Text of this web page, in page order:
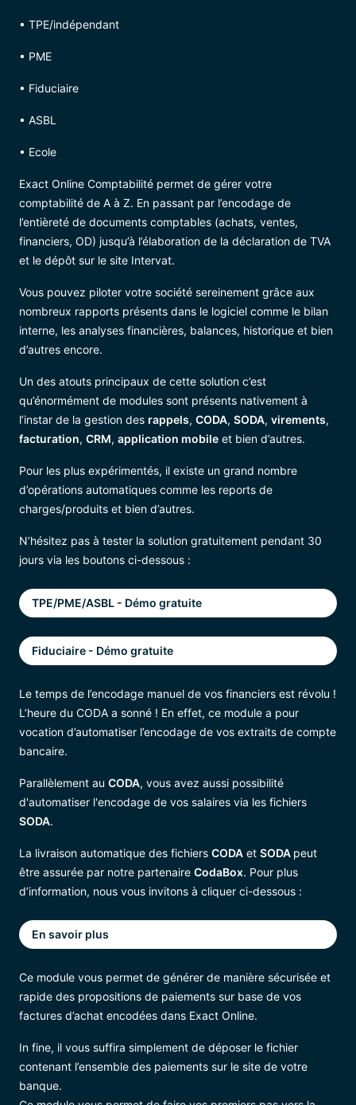
• TPE/indépendant
• PME
• Fiduciaire
• ASBL
• Ecole
Exact Online Comptabilité permet de gérer votre
comptabilité de A à Z. En passant par l’encodage de
l’entièreté de documents comptables (achats, ventes,
financiers, OD) jusqu’à l’élaboration de la déclaration de TVA
et le dépôt sur le site Intervat.
Vous pouvez piloter votre société sereinement grâce aux
nombreux rapports présents dans le logiciel comme le bilan
interne, les analyses financières, balances, historique et bien
d’autres encore.
Un des atouts principaux de cette solution c’est
qu’énormément de modules sont présents nativement à
l’instar de la gestion des rappels, CODA, SODA, virements,
facturation, CRM, application mobile et bien d’autres.
Pour les plus expérimentés, il existe un grand nombre
d’opérations automatiques comme les reports de
charges/produits et bien d’autres.
N’hésitez pas à tester la solution gratuitement pendant 30
jours via les boutons ci-dessous :
TPE/PME/ASBL - Démo gratuite
Fiduciaire - Démo gratuite
Le temps de l’encodage manuel de vos financiers est révolu !
L’heure du CODA a sonné ! En effet, ce module a pour
vocation d’automatiser l’encodage de vos extraits de compte
bancaire.
Parallèlement au CODA, vous avez aussi possibilité
d'automatiser l'encodage de vos salaires via les fichiers
SODA.
La livraison automatique des fichiers CODA et SODA peut
être assurée par notre partenaire CodaBox. Pour plus
d’information, nous vous invitons à cliquer ci-dessous :
En savoir plus
Ce module vous permet de générer de manière sécurisée et
rapide des propositions de paiements sur base de vos
factures d’achat encodées dans Exact Online.
In fine, il vous suffira simplement de déposer le fichier
contenant l’ensemble des paiements sur le site de votre
banque.